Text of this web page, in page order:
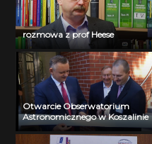
rozmowa z prof Heese
Otwarcie Obserwatorium
Astronomicznego w Koszalinie